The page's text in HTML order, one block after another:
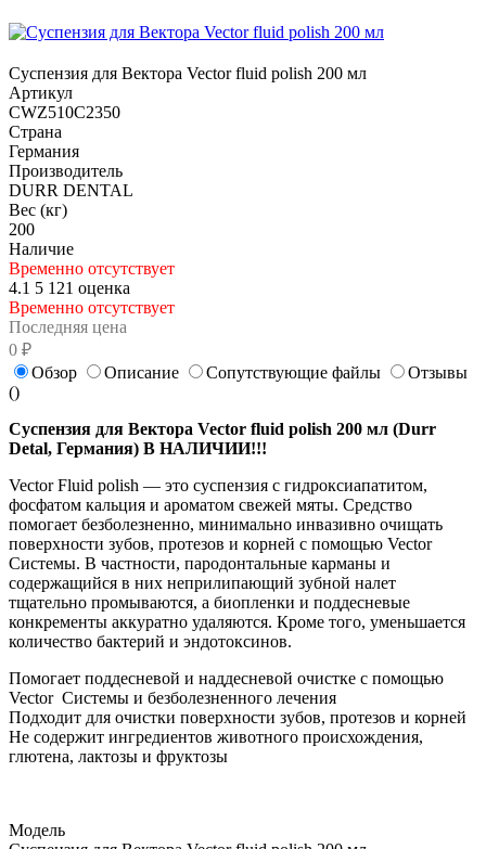
Суспензия для Вектора Vector fluid polish 200 мл
Артикул
CWZ510C2350
Страна
Германия
Производитель
DURR DENTAL
Вес (кг)
200
Наличие
Временно отсутствует
4.1 5 121 оценка
Временно отсутствует
Последняя цена
0 ₽
Обзор
Описание Сопутствующие файлы
Отзывы
()
Суспензия для Вектора Vector fluid polish 200 мл (Durr
Detal, Германия) В НАЛИЧИИ!!!
Vector Fluid polish — это суспензия с гидроксиапатитом,
фосфатом кальция и ароматом свежей мяты. Средство
помогает безболезненно, минимально инвазивно очищать
поверхности зубов, протезов и корней с помощью Vector
Системы. В частности, пародонтальные карманы и
содержащийся в них неприлипающий зубной налет
тщательно промываются, а биопленки и поддесневые
конкременты аккуратно удаляются. Кроме того, уменьшается
количество бактерий и эндотоксинов.
Помогает поддесневой и наддесневой очистке с помощью
Vector Системы и безболезненного лечения
Подходит для очистки поверхности зубов, протезов и корней
Не содержит ингредиентов животного происхождения,
глютена, лактозы и фруктозы
Модель